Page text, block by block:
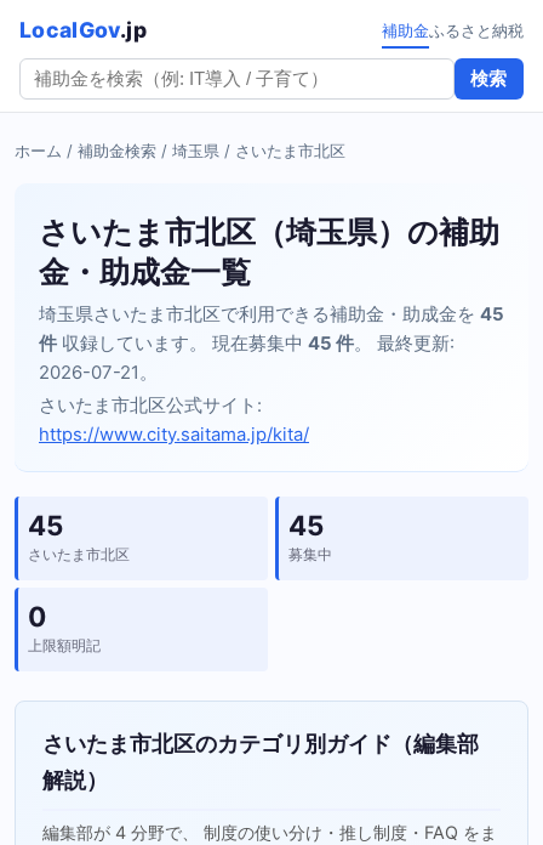
LocalGov.jp
検索
補助金ふるさと納税
ホーム / 補助金検索 / 埼玉県 / さいたま市北区
さいたま市北区（埼玉県）の補助
金・助成金一覧
埼玉県さいたま市北区で利用できる補助金・助成金を 45
件 収録しています。 現在募集中 45 件。 最終更新:
2026-07-21。
さいたま市北区公式サイト:
https://www.city.saitama.jp/kita/
45
さいたま市北区
45
募集中
0
上限額明記
さいたま市北区のカテゴリ別ガイド（編集部
解説）
編集部が 4 分野で、 制度の使い分け・推し制度・FAQ をま